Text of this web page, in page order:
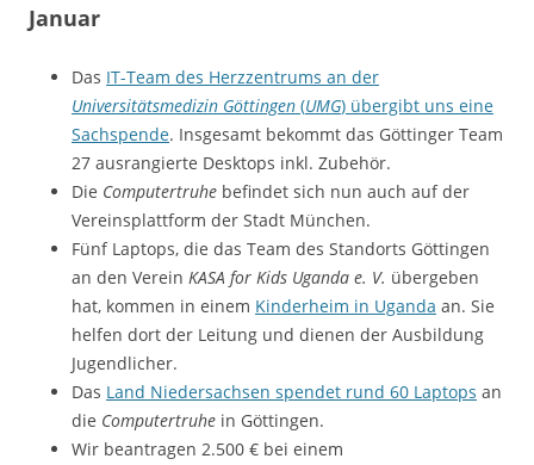
Januar
Das IT-Team des Herzzentrums an der
Universitätsmedizin Göttingen (UMG) übergibt uns eine
Sachspende. Insgesamt bekommt das Göttinger Team
27 ausrangierte Desktops inkl. Zubehör.
Die Computertruhe befindet sich nun auch auf der
Vereinsplattform der Stadt München.
Fünf Laptops, die das Team des Standorts Göttingen
an den Verein KASA for Kids Uganda e. V. übergeben
hat, kommen in einem Kinderheim in Uganda an. Sie
helfen dort der Leitung und dienen der Ausbildung
Jugendlicher.
Das Land Niedersachsen spendet rund 60 Laptops an
die Computertruhe in Göttingen.
Wir beantragen 2.500 € bei einem